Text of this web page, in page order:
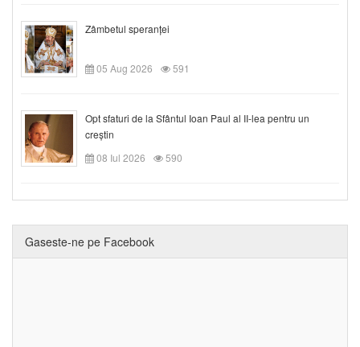
Zâmbetul speranței
05 Aug 2026 591
Opt sfaturi de la Sfântul Ioan Paul al II-lea pentru un
creștin
08 Iul 2026
590
Gaseste-ne pe Facebook